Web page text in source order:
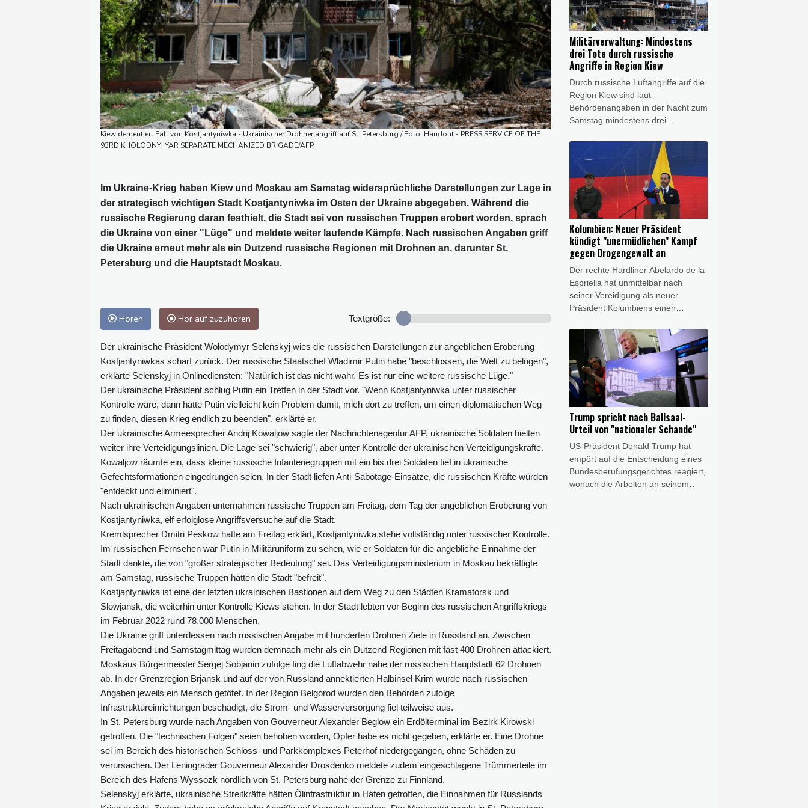
Kiew dementiert Fall von Kostjantyniwka - Ukrainischer Drohnenangriff auf St. Petersburg / Foto: Handout - PRESS SERVICE OF THE
93RD KHOLODNYI YAR SEPARATE MECHANIZED BRIGADE/AFP
Im Ukraine-Krieg haben Kiew und Moskau am Samstag widersprüchliche Darstellungen zur Lage in
der strategisch wichtigen Stadt Kostjantyniwka im Osten der Ukraine abgegeben. Während die
russische Regierung daran festhielt, die Stadt sei von russischen Truppen erobert worden, sprach
die Ukraine von einer "Lüge" und meldete weiter laufende Kämpfe. Nach russischen Angaben griff
die Ukraine erneut mehr als ein Dutzend russische Regionen mit Drohnen an, darunter St.
Petersburg und die Hauptstadt Moskau.
Hören Hör auf zuzuhören Textgröße:
Der ukrainische Präsident Wolodymyr Selenskyj wies die russischen Darstellungen zur angeblichen Eroberung
Kostjantyniwkas scharf zurück. Der russische Staatschef Wladimir Putin habe "beschlossen, die Welt zu belügen",
erklärte Selenskyj in Onlinediensten: "Natürlich ist das nicht wahr. Es ist nur eine weitere russische Lüge."
Der ukrainische Präsident schlug Putin ein Treffen in der Stadt vor. "Wenn Kostjantyniwka unter russischer
Kontrolle wäre, dann hätte Putin vielleicht kein Problem damit, mich dort zu treffen, um einen diplomatischen Weg
zu finden, diesen Krieg endlich zu beenden", erklärte er.
Der ukrainische Armeesprecher Andrij Kowaljow sagte der Nachrichtenagentur AFP, ukrainische Soldaten hielten
weiter ihre Verteidigungslinien. Die Lage sei "schwierig", aber unter Kontrolle der ukrainischen Verteidigungskräfte.
Kowaljow räumte ein, dass kleine russische Infanteriegruppen mit ein bis drei Soldaten tief in ukrainische
Gefechtsformationen eingedrungen seien. In der Stadt liefen Anti-Sabotage-Einsätze, die russischen Kräfte würden
"entdeckt und eliminiert".
Nach ukrainischen Angaben unternahmen russische Truppen am Freitag, dem Tag der angeblichen Eroberung von
Kostjantyniwka, elf erfolglose Angriffsversuche auf die Stadt.
Kremlsprecher Dmitri Peskow hatte am Freitag erklärt, Kostjantyniwka stehe vollständig unter russischer Kontrolle.
Im russischen Fernsehen war Putin in Militäruniform zu sehen, wie er Soldaten für die angebliche Einnahme der
Stadt dankte, die von "großer strategischer Bedeutung" sei. Das Verteidigungsministerium in Moskau bekräftigte
am Samstag, russische Truppen hätten die Stadt "befreit".
Kostjantyniwka ist eine der letzten ukrainischen Bastionen auf dem Weg zu den Städten Kramatorsk und
Slowjansk, die weiterhin unter Kontrolle Kiews stehen. In der Stadt lebten vor Beginn des russischen Angriffskriegs
im Februar 2022 rund 78.000 Menschen.
Die Ukraine griff unterdessen nach russischen Angabe mit hunderten Drohnen Ziele in Russland an. Zwischen
Freitagabend und Samstagmittag wurden demnach mehr als ein Dutzend Regionen mit fast 400 Drohnen attackiert.
Moskaus Bürgermeister Sergej Sobjanin zufolge fing die Luftabwehr nahe der russischen Hauptstadt 62 Drohnen
ab. In der Grenzregion Brjansk und auf der von Russland annektierten Halbinsel Krim wurde nach russischen
Angaben jeweils ein Mensch getötet. In der Region Belgorod wurden den Behörden zufolge
Infrastruktureinrichtungen beschädigt, die Strom- und Wasserversorgung fiel teilweise aus.
In St. Petersburg wurde nach Angaben von Gouverneur Alexander Beglow ein Erdölterminal im Bezirk Kirowski
getroffen. Die "technischen Folgen" seien behoben worden, Opfer habe es nicht gegeben, erklärte er. Eine Drohne
sei im Bereich des historischen Schloss- und Parkkomplexes Peterhof niedergegangen, ohne Schäden zu
verursachen. Der Leningrader Gouverneur Alexander Drosdenko meldete zudem eingeschlagene Trümmerteile im
Bereich des Hafens Wyssozk nördlich von St. Petersburg nahe der Grenze zu Finnland.
Selenskyj erklärte, ukrainische Streitkräfte hätten Ölinfrastruktur in Häfen getroffen, die Einnahmen für Russlands
das südamerikanische Land
bringen. Der 48-jährige Politik-
Neuling trat die Nachfolge des
linken Präsidenten Gustavo Petro
an.
Militärverwaltung: Mindestens
drei Tote durch russische
Angriffe in Region Kiew
Durch russische Luftangriffe auf die
Region Kiew sind laut
Behördenangaben in der Nacht zum
Samstag mindestens drei
den Opfern sei auch ein Kind, teilte
die Militärverwaltung der
ukrainischen Hauptstadtregion mit.
Bei den gleichen Angriffen
nordöstlich von Kiew seien drei
weitere Menschen verletzt worden.
Kolumbien: Neuer Präsident
kündigt "unermüdlichen" Kampf
gegen Drogengewalt an
Der rechte Hardliner Abelardo de la
Espriella hat unmittelbar nach
seiner Vereidigung als neuer
Präsident Kolumbiens einen
Drogengewalt angekündigt. Der
Verbündete von US-Präsident
Donald Trump sagte am Freitag in
Cali, er werde wieder "Ordnung" in
das südamerikanische Land
bringen. Der 48-jährige Politik-
Neuling trat die Nachfolge des
linken Präsidenten Gustavo Petro
an.
Trump spricht nach Ballsaal-
Urteil von "nationaler Schande"
US-Präsident Donald Trump hat
empört auf die Entscheidung eines
Bundesberufungsgerichtes reagiert,
wonach die Arbeiten an seinem